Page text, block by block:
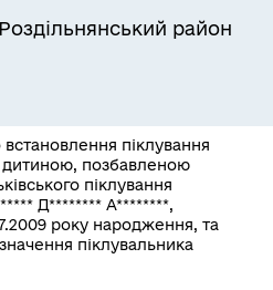
район
піклування
дитиною, позбавленою
піклування
Д******** А********,
року народження, та
піклувальника